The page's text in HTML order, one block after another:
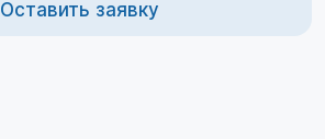
Оставить заявку